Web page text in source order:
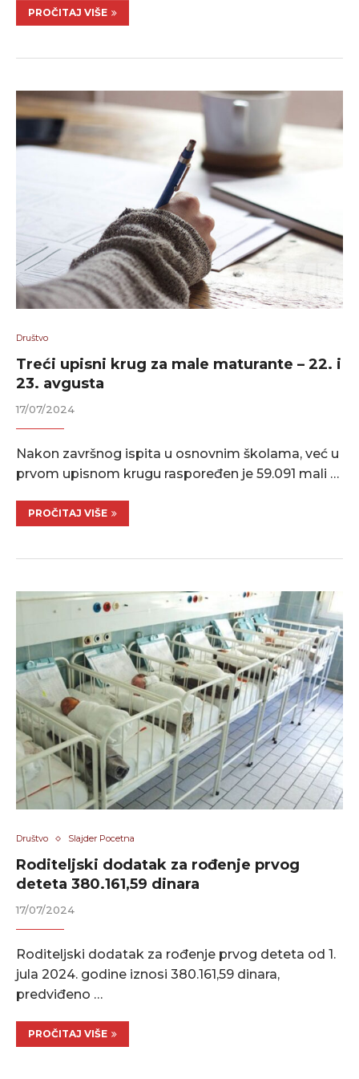
PROČITAJ VIŠE
Društvo
Treći upisni krug za male maturante – 22. i
23. avgusta
17/07/2024
Nakon završnog ispita u osnovnim školama, vеć u
prvom upisnom krugu rasporеđеn jе 59.091 mali …
PROČITAJ VIŠE
Društvo Slajder Pocetna
Roditeljski dodatak za rođenje prvog
deteta 380.161,59 dinara
17/07/2024
Roditeljski dodatak za rođenje prvog deteta od 1.
jula 2024. godine iznosi 380.161,59 dinara,
predviđeno …
PROČITAJ VIŠE